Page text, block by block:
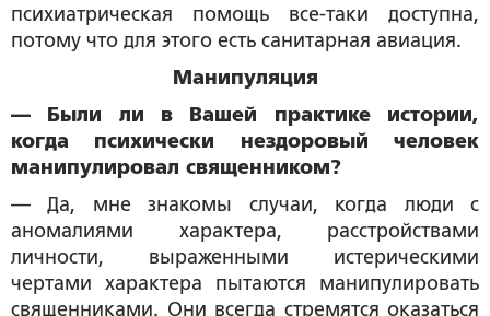
психиатрическая помощь все-таки доступна,
потому что для этого есть санитарная авиация.
Манипуляция
— Были ли в Вашей практике истории,
когда психически нездоровый человек
манипулировал священником?
— Да, мне знакомы случаи, когда люди с
аномалиями характера, расстройствами
личности, выраженными истерическими
чертами характера пытаются манипулировать
священниками. Они всегда стремятся оказаться